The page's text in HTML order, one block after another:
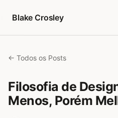
Blake Crosley
← Todos os Posts
Filosofia de
Menos, Porém